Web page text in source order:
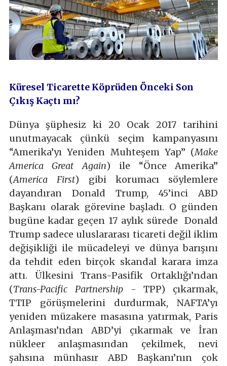
Küresel Ticarette Köprüden Önceki Son
Çıkış Kaçtı mı?
Dünya şüphesiz ki 20 Ocak 2017 tarihini
unutmayacak çünkü seçim kampanyasını
“Amerika’yı Yeniden Muhteşem Yap” (Make
America Great Again) ile “Önce Amerika”
(America First) gibi korumacı söylemlere
dayandıran Donald Trump, 45’inci ABD
Başkanı olarak görevine başladı. O günden
bugüne kadar geçen 17 aylık sürede Donald
Trump sadece uluslararası ticareti değil iklim
değişikliği ile mücadeleyi ve dünya barışını
da tehdit eden birçok skandal karara imza
attı. Ülkesini Trans-Pasifik Ortaklığı’ndan
(Trans-Pacific Partnership- TPP) çıkarmak,
TTIP görüşmelerini durdurmak, NAFTA’yı
yeniden müzakere masasına yatırmak, Paris
Anlaşması’ndan ABD’yi çıkarmak ve İran
nükleer anlaşmasından çekilmek, nevi
şahsına münhasır ABD Başkanı’nın çok